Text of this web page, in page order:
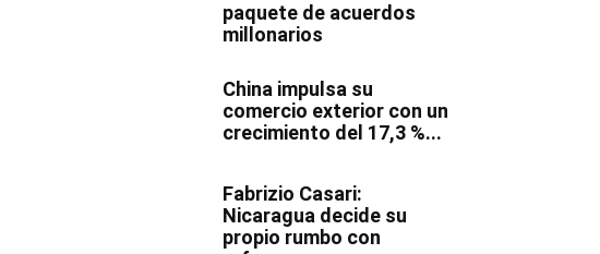
paquete de acuerdos
millonarios
China impulsa su
comercio exterior con un
crecimiento del 17,3 %...
Fabrizio Casari:
Nicaragua decide su
propio rumbo con